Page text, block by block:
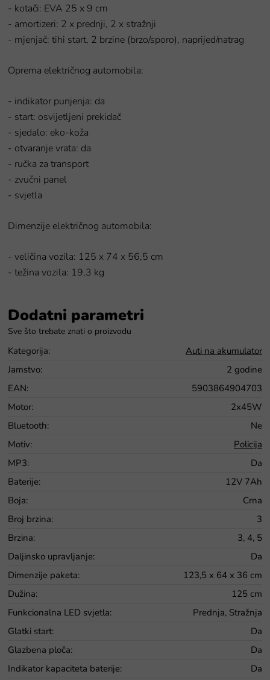
- kotači: EVA 25 x 9 cm
- amortizeri: 2 x prednji, 2 x stražnji
- mjenjač: tihi start, 2 brzine (brzo/sporo), naprijed/natrag
Oprema električnog automobila:
- indikator punjenja: da
- start: osvijetljeni prekidač
- sjedalo: eko-koža
- otvaranje vrata: da
- ručka za transport
- zvučni panel
- svjetla
Dimenzije električnog automobila:
- veličina vozila: 125 x 74 x 56,5 cm
- težina vozila: 19,3 kg
Dodatni parametri
Kategorija:
Auti na akumulator
Jamstvo:
2 godine
EAN:
5903864904703
Motor:
2x45W
Bluetooth:
Ne
Motiv:
Policija
MP3:
Da
Baterije:
12V 7Ah
Boja:
Crna
Broj brzina:
3
Brzina:
3, 4, 5
Daljinsko upravljanje:
Da
Dimenzije paketa:
123,5 x 64 x 36 cm
Dužina:
125 cm
Funkcionalna LED svjetla:
Prednja, Stražnja
Glatki start:
Da
Glazbena ploča:
Da
Indikator kapaciteta baterije:
Da